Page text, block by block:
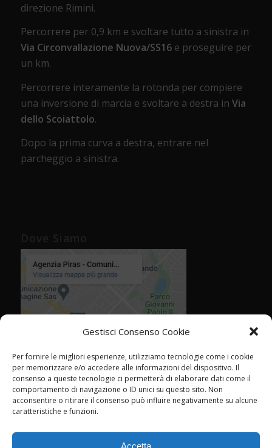
Gestisci Consenso Cookie
Per fornire le migliori esperienze, utilizziamo tecnologie come i cookie
per memorizzare e/o accedere alle informazioni del dispositivo. Il
consenso a queste tecnologie ci permetterà di elaborare dati come il
comportamento di navigazione o ID unici su questo sito. Non
acconsentire o ritirare il consenso può influire negativamente su alcune
caratteristiche e funzioni.
Accetta
direzione Rimini.
Percorrere per 0,9 km e svoltare tutto a sinistra in
Via Circonvallazione Nuova/SS16e proseguire per
un km.
Percorrere interamente la rotonda per compiere
una inversione di marcia e svoltare a destra in Via
dello Scoiattolo.
Dopo la prima curva a destra, entrare nel
parcheggio a sinistra.